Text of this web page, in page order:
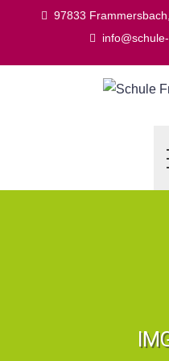
97833